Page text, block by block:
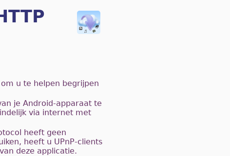
u te helpen begrijpen
je Android-apparaat te
via internet met
heeft geen
heeft u UPnP-clients
deze applicatie.